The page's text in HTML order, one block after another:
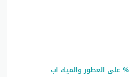
كود خصم وجوه خصم 35% على العطور والميك اب